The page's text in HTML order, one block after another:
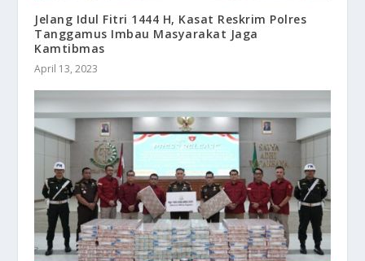
Jelang Idul Fitri 1444 H, Kasat Reskrim Polres
Tanggamus Imbau Masyarakat Jaga
Kamtibmas
April 13, 2023